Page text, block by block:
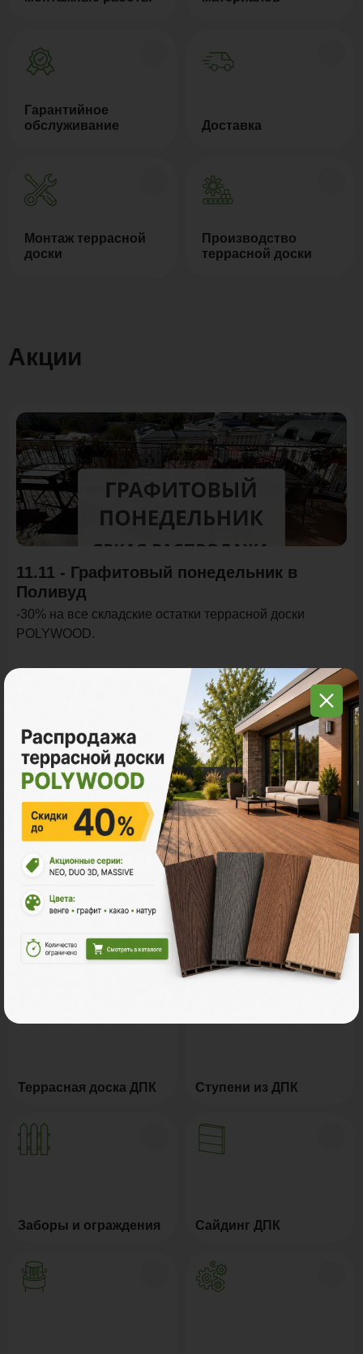
Гарантийное
обслуживание
Доставка
Монтаж террасной
доски
Производство
террасной доски
Акции
Акция
11.11 - Графитовый понедельник в
Поливуд
-30% на все складские остатки террасной доски
POLYWOOD.
Все акции
Ознакомьтесь с нашей
Террасная доска ДПК Ступени из ДПК
Заборы и ограждения Сайдинг ДПК